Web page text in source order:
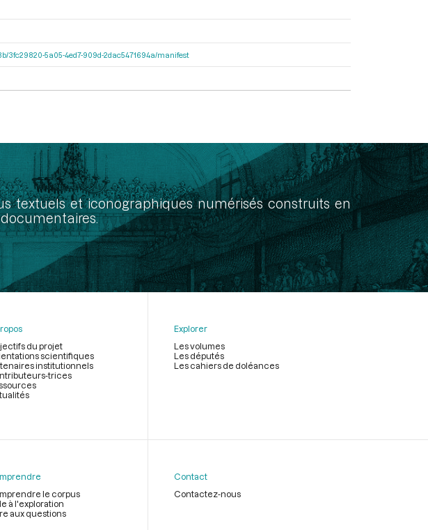
3fc29820-5a05-4ed7-909d-2dac5471694a/manifest
textuels et iconographiques numérisés construits en
du projet
scientifiques
institutionnels
trices
Explorer
Les volumes
Les députés
Les cahiers de doléances
le corpus
à l'exploration
aux questions
Contact
Contactez-nous